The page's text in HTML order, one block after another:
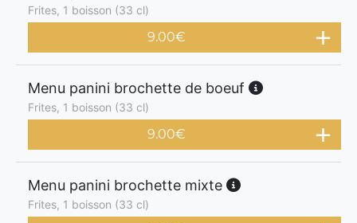
Frites, 1 boisson (33 cl)
9.00€
Menu panini brochette de boeuf
Frites, 1 boisson (33 cl)
9.00€
Menu panini brochette mixte
Frites, 1 boisson (33 cl)